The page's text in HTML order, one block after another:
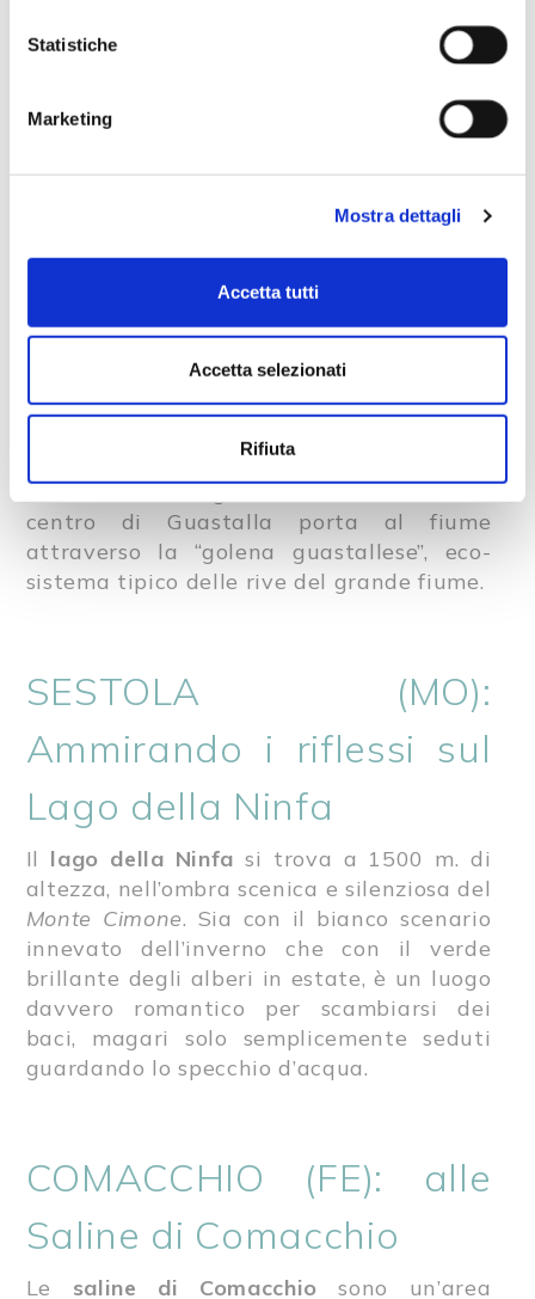
Statistiche
Marketing
Mostra dettagli
Accetta tutti
Accetta selezionati
Rifiuta
LIDO DI GUASTALLA
(RE): al tramonto sul Po
Guastallache si affaccia sulle
soprattutto all’ora del tramonto, caldi
colori e uno scenario molto suggestivo.
Se amate stare il più possibile a contatto
con una romantica camminata o
biciclettata, lungo il sentiero che dal
centro di Guastalla porta al fiume
attraverso la “golena guastallese”, eco-
sistema tipico delle rive del grande fiume.
SESTOLA (MO):
Ammirando i riflessi sul
Lago della Ninfa
Il lago della Ninfa si trova a 1500 m. di
altezza, nell’ombra scenica e silenziosa del
Monte Cimone. Sia con il bianco scenario
innevato dell’inverno che con il verde
brillante degli alberi in estate, è un luogo
davvero romantico per scambiarsi dei
baci, magari solo semplicemente seduti
guardando lo specchio d’acqua.
COMACCHIO (FE): alle
Saline di Comacchio
Le saline di Comacchio sono un’area